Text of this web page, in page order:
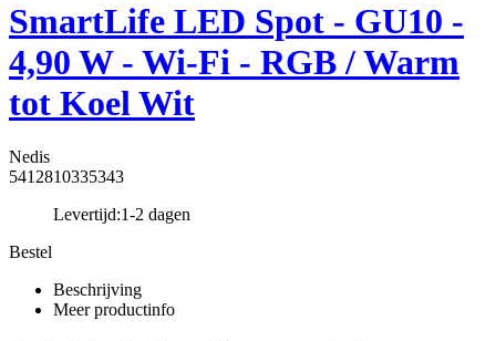
SmartLife LED Spot - GU10 -
4,90 W - Wi-Fi - RGB / Warm
tot Koel Wit
Nedis
5412810335343
Levertijd:1-2 dagen
Bestel
Beschrijving
Meer productinfo